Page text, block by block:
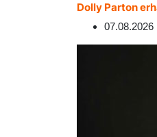
Dolly Parton
07.08.2026